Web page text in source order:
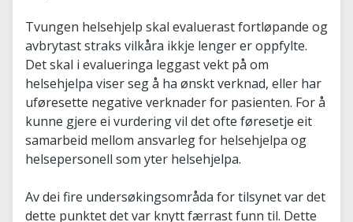
Tvungen helsehjelp skal evaluerast fortløpande og
avbrytast straks vilkåra ikkje lenger er oppfylte.
Det skal i evalueringa leggast vekt på om
helsehjelpa viser seg å ha ønskt verknad, eller har
uføresette negative verknader for pasienten. For å
kunne gjere ei vurdering vil det ofte føresetje eit
samarbeid mellom ansvarleg for helsehjelpa og
helsepersonell som yter helsehjelpa.
Av dei fire undersøkingsområda for tilsynet var det
dette punktet det var knytt færrast funn til. Dette